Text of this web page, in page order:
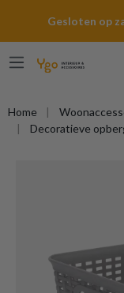
Gesloten op
Home
Decoratieve